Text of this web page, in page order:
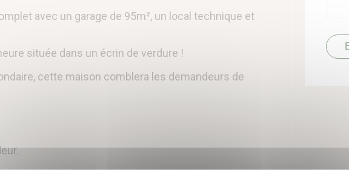
avec un garage de 95m², un local technique et
située dans un écrin de verdure !
cette maison comblera les demandeurs de
agent commercial Sylvain CAUQUIS 06 02 17 25 25 –
(réf.769466)